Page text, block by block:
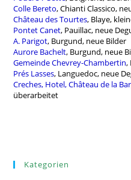
Colle Bereto, Chianti Classico,
Château des Tourtes, Blaye,
Pontet Canet, Pauillac, neue
A. Parigot, Burgund, neue Bilder
Aurore Bachelt, Burgund, neue
Gemeinde Chevrey-Chambertin,
Prés Lasses, Languedoc, neue
Creches, Hotel, Château de la
überarbeitet
Kategorien